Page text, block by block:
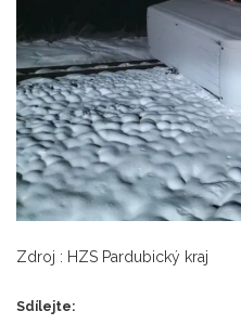
Zdroj : HZS Pardubický kraj
Sdílejte: